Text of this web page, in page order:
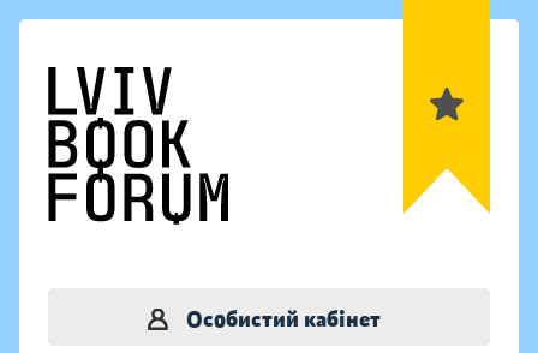
Особистий кабінет